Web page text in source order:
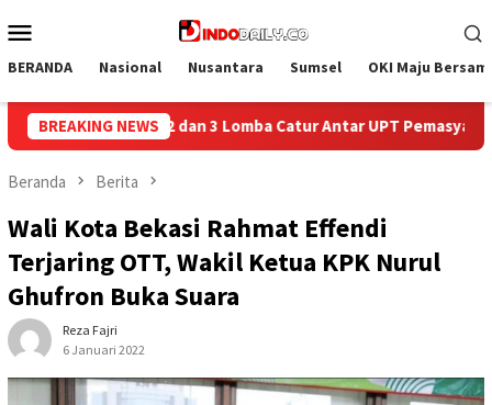
ke
Mobile
BERANDA Nasional Nusantara Sumsel OKI Maju
BREAKING NEWS
UPT Pemasyarakatan se-Palembang Raya Semarak
Beranda Berita
Wali Kota Bekasi Rahmat Effendi
Terjaring OTT, Wakil Ketua KPK Nurul
Ghufron Buka Suara
Reza Fajri
6 Januari 2022